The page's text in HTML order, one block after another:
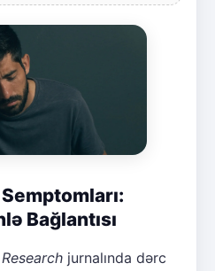
Bağlantısı
jurnalında dərc